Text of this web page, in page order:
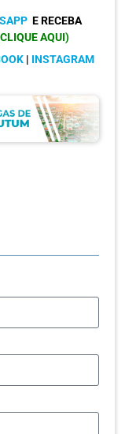
E RECEBA
AQUI)
| INSTAGRAM